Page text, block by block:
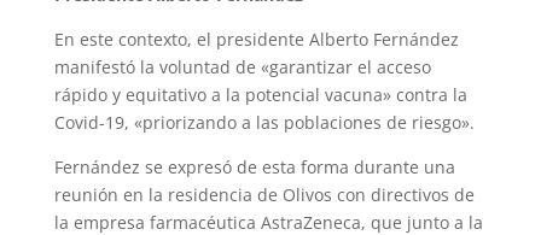
En este contexto, el presidente Alberto Fernández
manifestó la voluntad de «garantizar el acceso
rápido y equitativo a la potencial vacuna» contra la
Covid-19, «priorizando a las poblaciones de riesgo».
Fernández se expresó de esta forma durante una
reunión en la residencia de Olivos con directivos de
la empresa farmacéutica AstraZeneca, que junto a la